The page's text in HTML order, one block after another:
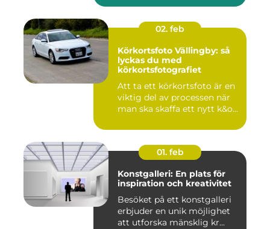
02. feb
Körkortsfoto Vällingby: så
lyckas du med
körkortsfotografiet
Att ta ett körkortsfoto är en
viktig del av processen när
man ska skaffa ett nytt k&o...
01. feb
Konstgalleri: En plats för
inspiration och kreativitet
Besöket på ett konstgalleri
erbjuder en unik möjlighet
att utforska mänsklig kr...